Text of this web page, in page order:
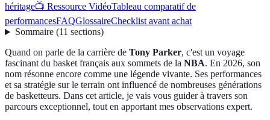
héritage📺 Ressource VidéoTableau comparatif de
performancesFAQGlossaireChecklist avant achat
Sommaire(11 sections)
Quand on parle de la carrière de Tony Parker, c'est un voyage
fascinant du basket français aux sommets de la NBA. En 2026, son
nom résonne encore comme une légende vivante. Ses performances
et sa stratégie sur le terrain ont influencé de nombreuses générations
de basketteurs. Dans cet article, je vais vous guider à travers son
parcours exceptionnel, tout en apportant mes observations expert.